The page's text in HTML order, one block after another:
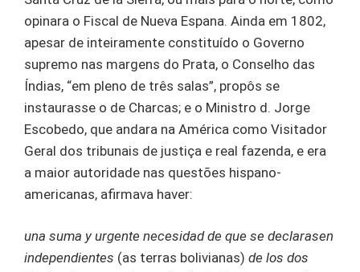
opinara o Fiscal de Nueva Espana. Ainda em 1802,
apesar de inteiramente constituído o Governo
supremo nas margens do Prata, o Conselho das
Índias, “em pleno de três salas”, propôs se
instaurasse o de Charcas; e o Ministro d. Jorge
Escobedo, que andara na América como Visitador
Geral dos tribunais de justiça e real fazenda, e era
a maior autoridade nas questões hispano-
americanas, afirmava haver:
una suma y urgente necesidad de que se declarasen
independientes (as terras bolivianas) de los dos